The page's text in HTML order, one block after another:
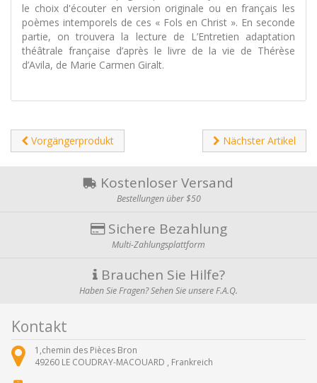
le choix d'écouter en version originale ou en français les
poèmes intemporels de ces « Fols en Christ ». En seconde
partie, on trouvera la lecture de L’Entretien adaptation
théâtrale française d’après le livre de la vie de Thérèse
d’Avila, de Marie Carmen Giralt.
Vorgängerprodukt Nächster Artikel
Kostenloser Versand
Bestellungen über $50
Sichere Bezahlung
Multi-Zahlungsplattform
Brauchen Sie Hilfe?
Haben Sie Fragen? Sehen Sie unsere F.A.Q.
Kontakt
1,chemin des Pièces Bron
49260 LE COUDRAY-MACOUARD , Frankreich